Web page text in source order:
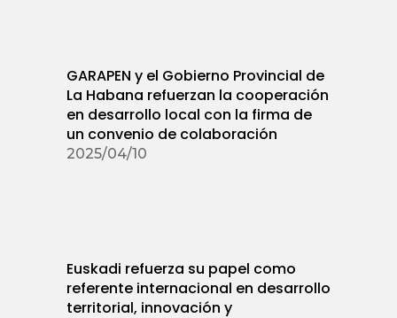
GARAPEN y el Gobierno Provincial de
La Habana refuerzan la cooperación
en desarrollo local con la firma de
un convenio de colaboración
2025/04/10
Euskadi refuerza su papel como
referente internacional en desarrollo
territorial, innovación y